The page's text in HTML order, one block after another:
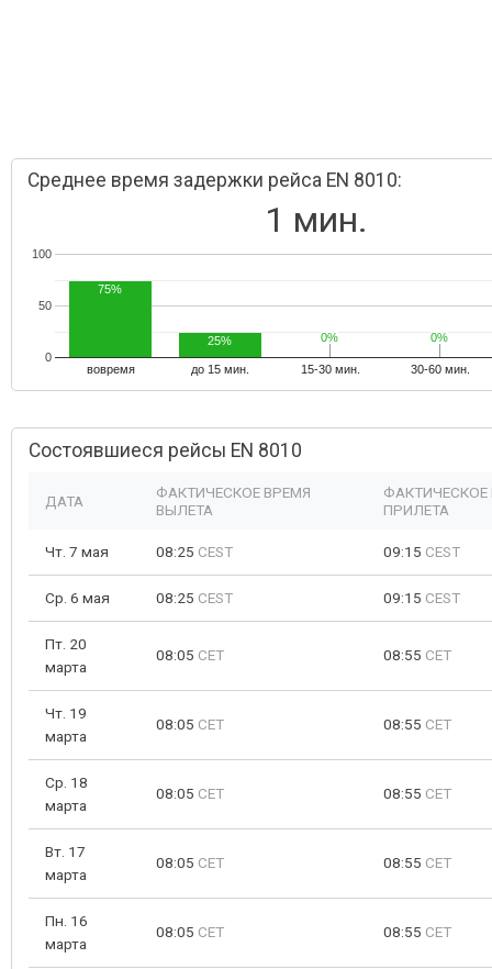
Среднее время задержки рейса EN 8010:
1 мин.
вовремя до 15 мин. 15-30 мин. 30-60 мин.
0
50
100
75%
25% 0%
0% 0%
0%
Состоявшиеся рейсы EN 8010
ДАТА
ФАКТИЧЕСКОЕ ВРЕМЯ
ВЫЛЕТА
ФАКТИЧЕСКОЕ
ПРИЛЕТА
Чт. 7 мая 08:25 CEST 09:15 CEST
Ср. 6 мая 08:25 CEST 09:15 CEST
Пт. 20
марта
08:05 CET 08:55 CET
Чт. 19
марта
08:05 CET 08:55 CET
Ср. 18
марта
08:05 CET 08:55 CET
Вт. 17
марта
08:05 CET 08:55 CET
Пн. 16
марта
08:05 CET 08:55 CET